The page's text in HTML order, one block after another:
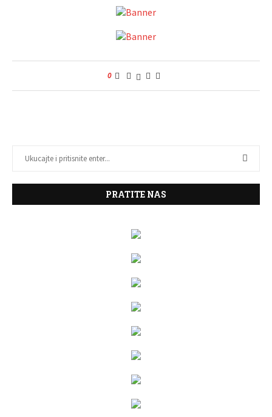
0
PRATITE NAS